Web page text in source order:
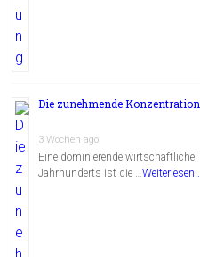
Die zunehmende
3 Wochen ago
Eine dominierende wirtschaftliche
Jahrhunderts ist die …Weiterlesen...